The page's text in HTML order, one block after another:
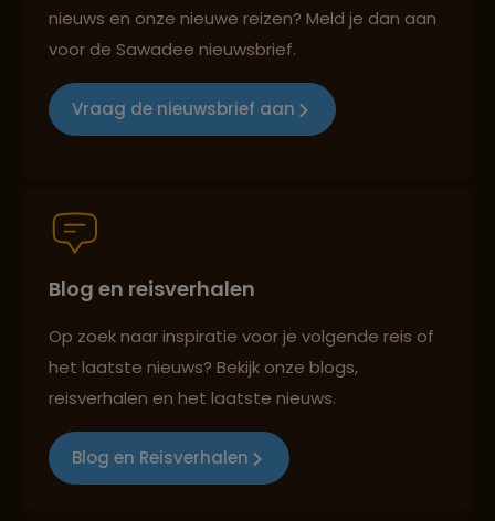
Reizen met oog voor mens, cultuur en milieu
Persoonlijk en deskundig reisadvies
Best beoordeelde reisroutes
nieuws en onze nieuwe reizen? Meld je dan aan
voor de Sawadee nieuwsbrief.
Vraag de nieuwsbrief aan
Blog en reisverhalen
Op zoek naar inspiratie voor je volgende reis of
het laatste nieuws? Bekijk onze blogs,
reisverhalen en het laatste nieuws.
Blog en Reisverhalen